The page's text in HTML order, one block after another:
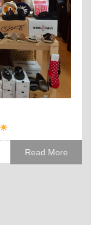
Read More